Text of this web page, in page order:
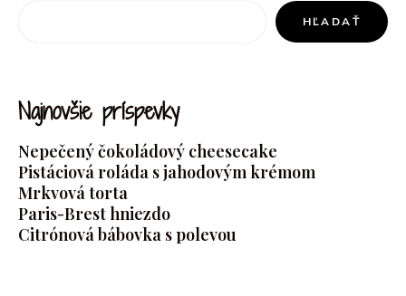
HĽADAŤ
Najnovšie príspevky
Nepečený čokoládový cheesecake
Pistáciová roláda s jahodovým krémom
Mrkvová torta
Paris-Brest hniezdo
Citrónová bábovka s polevou